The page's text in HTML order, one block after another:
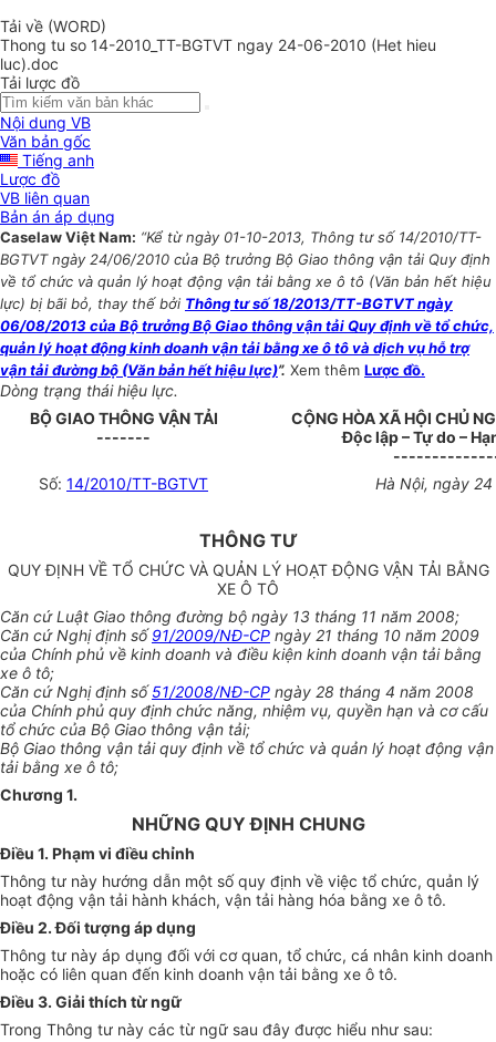
Tải về (WORD)
Thong tu so 14-2010_TT-BGTVT ngay 24-06-2010 (Het hieu
luc).doc
Tải lược đồ
Nội dung VB
Văn bản gốc
Tiếng anh
Lược đồ
VB liên quan
Bản án áp dụng
Caselaw Việt Nam: “Kể từ ngày 01-10-2013, Thông tư số 14/2010/TT-
BGTVT ngày 24/06/2010 của Bộ trưởng Bộ Giao thông vận tải Quy định
về tổ chức và quản lý hoạt động vận tải bằng xe ô tô (Văn bản hết hiệu
lực) bị bãi bỏ, thay thế bởi Thông tư số 18/2013/TT-BGTVT ngày
06/08/2013 của Bộ trưởng Bộ Giao thông vận tải Quy định về tổ chức,
quản lý hoạt động kinh doanh vận tải bằng xe ô tô và dịch vụ hỗ trợ
vận tải đường bộ (Văn bản hết hiệu lực)”. Xem thêm Lược đồ.
Dòng trạng thái hiệu lực.
BỘ GIAO THÔNG VẬN TẢI
-------
CỘNG HÒA XÃ HỘI CHỦ
Độc lập – Tự do –
Số: 14/2010/TT-BGTVT Hà Nội, ngày
THÔNG TƯ
QUY ĐỊNH VỀ TỔ CHỨC VÀ QUẢN LÝ HOẠT ĐỘNG VẬN TẢI BẰNG
XE Ô TÔ
Căn cứ Luật Giao thông đường bộ ngày 13 tháng 11 năm 2008;
Căn cứ Nghị định số91/2009/NĐ-CP ngày 21 tháng 10 năm 2009
của Chính phủ về kinh doanh và điều kiện kinh doanh vận tải bằng
xe ô tô;
Căn cứ Nghị định số51/2008/NĐ-CP ngày 28 tháng 4 năm 2008
của Chính phủ quy định chức năng, nhiệm vụ, quyền hạn và cơ cấu
tổ chức của Bộ Giao thông vận tải;
Bộ Giao thông vận tải quy định về tổ chức và quản lý hoạt động vận
tải bằng xe ô tô;
Chương 1.
NHỮNG QUY ĐỊNH CHUNG
Điều 1. Phạm vi điều chỉnh
Thông tư này hướng dẫn một số quy định về việc tổ chức, quản lý
hoạt động vận tải hành khách, vận tải hàng hóa bằng xe ô tô.
Điều 2. Đối tượng áp dụng
Thông tư này áp dụng đối với cơ quan, tổ chức, cá nhân kinh doanh
hoặc có liên quan đến kinh doanh vận tải bằng xe ô tô.
Điều 3. Giải thích từ ngữ
Trong Thông tư này các từ ngữ sau đây được hiểu như sau: